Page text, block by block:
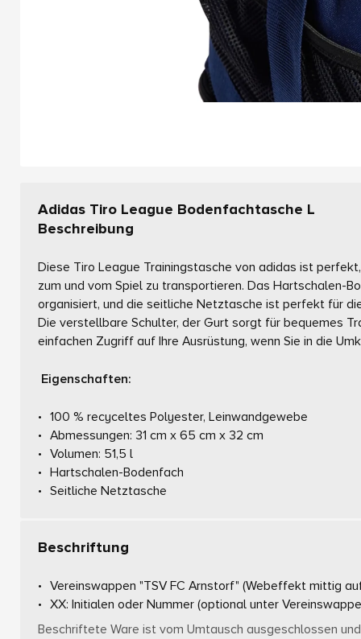
Adidas Tiro League Bodenfachtasche L
Beschreibung
Diese Tiro League Trainingstasche von adidas ist
zum und vom Spiel zu transportieren. Das Hartschalen-
organisiert, und die seitliche Netztasche ist perfekt für
Die verstellbare Schulter, der Gurt sorgt für bequemes
einfachen Zugriff auf Ihre Ausrüstung, wenn Sie in die
Eigenschaften:
100 % recyceltes Polyester, Leinwandgewebe
Abmessungen: 31 cm x 65 cm x 32 cm
Volumen: 51,5 l
Hartschalen-Bodenfach
Seitliche Netztasche
Beschriftung
Vereinswappen "TSV FC Arnstorf" (Webeffekt mittig
XX: Initialen oder Nummer (optional unter
Beschriftete Ware ist vom Umtausch ausgeschlossen